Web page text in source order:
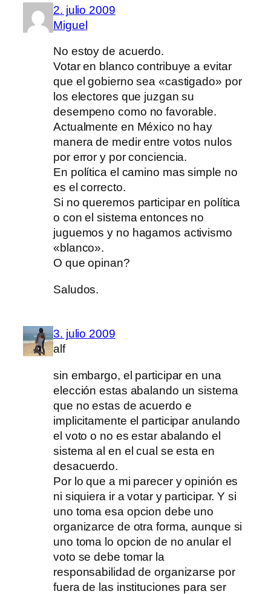
2. julio 2009
Miguel
No estoy de acuerdo.
Votar en blanco contribuye a evitar
que el gobierno sea «castigado» por
los electores que juzgan su
desempeno como no favorable.
Actualmente en México no hay
manera de medir entre votos nulos
por error y por conciencia.
En política el camino mas simple no
es el correcto.
Si no queremos participar en política
o con el sistema entonces no
juguemos y no hagamos activismo
«blanco».
O que opinan?
Saludos.
3. julio 2009
alf
sin embargo, el participar en una
elección estas abalando un sistema
que no estas de acuerdo e
implicitamente el participar anulando
el voto o no es estar abalando el
sistema al en el cual se esta en
desacuerdo.
Por lo que a mi parecer y opinión es
ni siquiera ir a votar y participar. Y si
uno toma esa opcion debe uno
organizarce de otra forma, aunque si
uno toma lo opcion de no anular el
voto se debe tomar la
responsabilidad de organizarse por
fuera de las instituciones para ser